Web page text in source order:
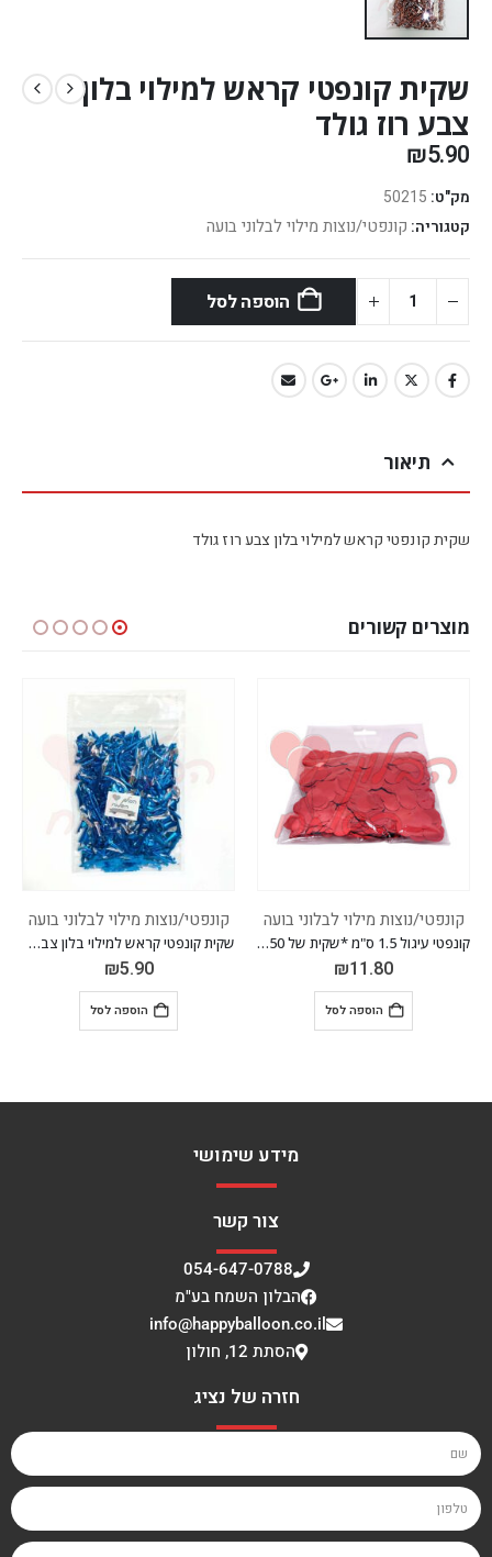
שקית קונפטי קראש למילוי בלון
צבע רוז גולד
₪5.90
מק"ט: 50215
קטגוריה: קונפטי/נוצות מילוי לבלוני בועה
הוספה לסל
תיאור
שקית קונפטי קראש למילוי בלון צבע רוז גולד
מוצרים קשורים
קונפטי/נוצות מילוי לבלוני בועה
קונפטי עיגול 1.5 ס"מ *שקית של 50 גרם* *צבע אדום*
₪11.80
הוספה לסל
קונפטי/נוצות מילוי לבלוני בועה
שקית קונפטי קראש למילוי בלון צבע כחול
₪5.90
הוספה לסל
מידע שימושי
צור קשר
054-647-0788
הבלון השמח בע"מ
info@happyballoon.co.il
הסתת 12, חולון
חזרה של נציג